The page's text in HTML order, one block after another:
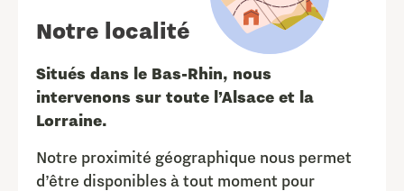
Notre localité
Situés dans le Bas-Rhin, nous
intervenons sur toute l’Alsace et la
Lorraine.
Notre proximité géographique nous permet
d’être disponibles à tout moment pour